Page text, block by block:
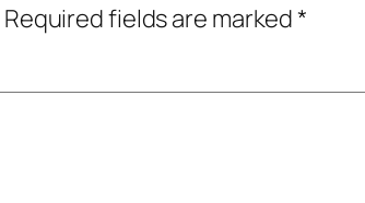
Required fields are marked*